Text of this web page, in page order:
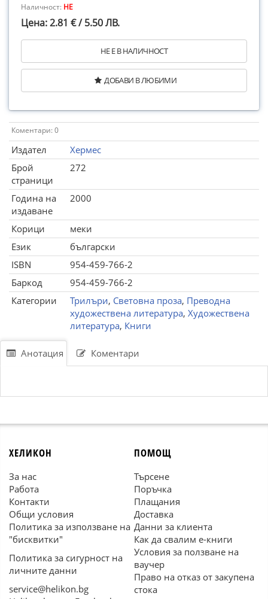
Наличност: НЕ
Цена: 2.81 € / 5.50 ЛВ.
НЕ Е В НАЛИЧНОСТ
ДОБАВИ В ЛЮБИМИ
Коментари: 0
Издател
Хермес
Брой
страници
272
Година на
издаване
2000
Корици
меки
Език
български
ISBN
954-459-766-2
Баркод
954-459-766-2
Категории
Трилъри, Световна проза, Преводна
художествена литература, Художествена
литература, Книги
Анотация Коментари
ХЕЛИКОН
За нас
Работа
Контакти
Общи условия
Политика за използване на
"бисквитки"
Политика за сигурност на
личните данни
service@helikon.bg
ПОМОЩ
Търсене
Поръчка
Плащания
Доставка
Данни за клиента
Как да свалим е-книги
Условия за ползване на
ваучер
Право на отказ от закупена
стока